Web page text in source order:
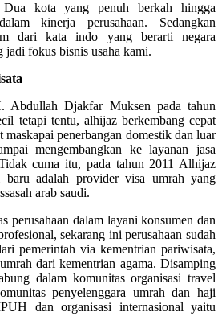
kota yang penuh berkah hingga
kinerja perusahaan. Sedangkan
dari kata indo yang berarti negara
jadi fokus bisnis usaha kami.
Abdullah Djakfar Muksen pada tahun
tetapi tentu, alhijaz berkembang cepat
penerbangan domestik dan luar
mengembangkan ke layanan jasa
cuma itu, pada tahun 2011 Alhijaz
baru adalah provider visa umrah yang
arab saudi.
perusahaan dalam layani konsumen dan
sekarang ini perusahaan sudah
pemerintah via kementrian pariwisata,
dari kementrian agama. Disamping
dalam komunitas organisasi travel
penyelenggara umrah dan haji
dan organisasi internasional yaitu